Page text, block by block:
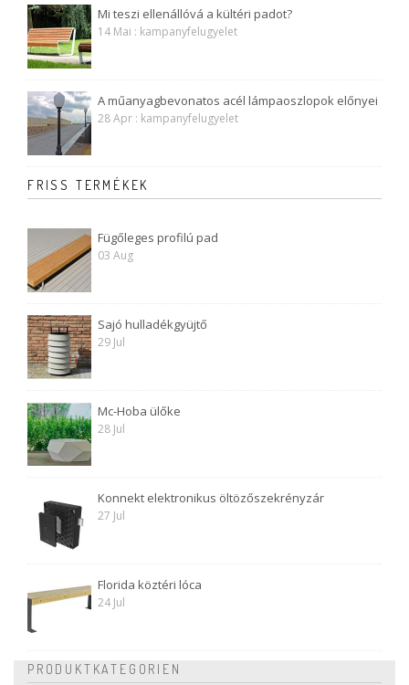
Mi teszi ellenállóvá a kültéri padot?
14 Mai : kampanyfelugyelet
A műanyagbevonatos acél lámpaoszlopok előnyei
28 Apr : kampanyfelugyelet
FRISS TERMÉKEK
Fügőleges profilú pad
03 Aug
Sajó hulladékgyüjtő
29 Jul
Mc-Hoba ülőke
28 Jul
Konnekt elektronikus öltözőszekrényzár
27 Jul
Florida köztéri lóca
24 Jul
PRODUKTKATEGORIEN